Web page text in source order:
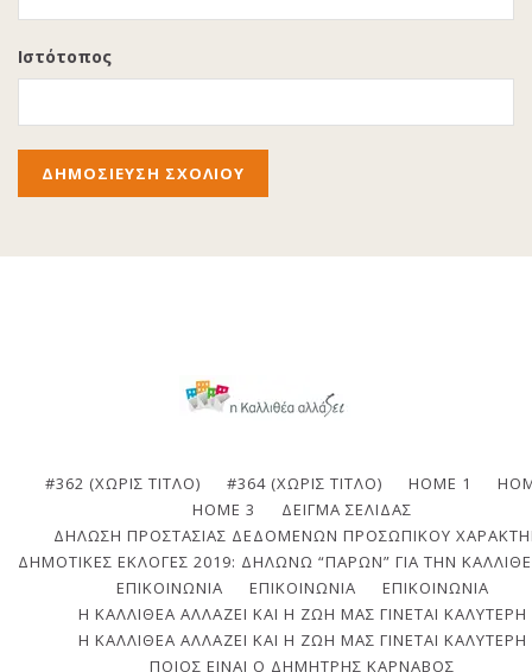
Ιστότοπος
#362 (ΧΩΡΊΣ ΤΊΤΛΟ) #364 (ΧΩΡΊΣ ΤΊΤΛΟ) HOME 1
HOME 3
ΔΕΊΓΜΑ ΣΕΛΊΔΑΣ
ΔΉΛΩΣΗ ΠΡΟΣΤΑΣΊΑΣ ΔΕΔΟΜΈΝΩΝ ΠΡΟΣΩΠΙΚΟΎ
ΔΗΜΟΤΙΚΈΣ ΕΚΛΟΓΈΣ 2019: ΔΗΛΏΝΩ “ΠΑΡΏΝ” ΓΙΑ ΤΗΝ
ΕΠΙΚΟΙΝΩΝΙΑ
ΕΠΙΚΟΙΝΩΝΊΑ
ΕΠΙΚΟΙΝΩΝΊΑ
Η ΚΑΛΛΙΘΈΑ ΑΛΛΆΖΕΙ ΚΑΙ Η ΖΩΉ ΜΑΣ ΓΊΝΕΤΑΙ ΚΑΛΎΤΕΡΗ
Η ΚΑΛΛΙΘΈΑ ΑΛΛΆΖΕΙ ΚΑΙ Η ΖΩΉ ΜΑΣ ΓΊΝΕΤΑΙ ΚΑΛΎΤΕΡΗ
ΠΟΙΟΣ ΕΊΝΑΙ Ο ΔΗΜΉΤΡΗΣ ΚΆΡΝΑΒΟΣ